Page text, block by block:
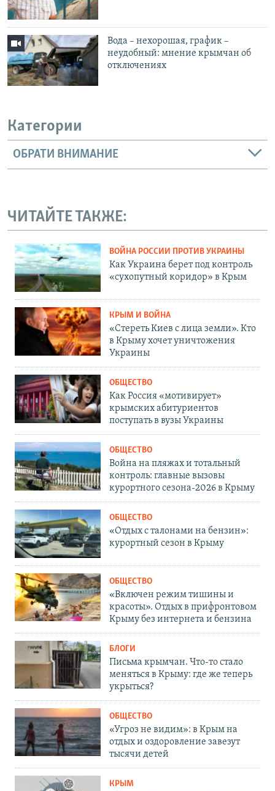
Вода – нехорошая, график –
неудобный: мнение крымчан об
отключениях
Категории
ОБРАТИ ВНИМАНИЕ
ЧИТАЙТЕ ТАКЖЕ:
ВОЙНА РОССИИ ПРОТИВ УКРАИНЫ
Как Украина берет под контроль
«сухопутный коридор» в Крым
КРЫМ И ВОЙНА
«Стереть Киев с лица земли». Кто
в Крыму хочет уничтожения
Украины
ОБЩЕСТВО
Как Россия «мотивирует»
крымских абитуриентов
поступать в вузы Украины
ОБЩЕСТВО
Война на пляжах и тотальный
контроль: главные вызовы
курортного сезона-2026 в Крыму
ОБЩЕСТВО
«Отдых с талонами на бензин»:
курортный сезон в Крыму
ОБЩЕСТВО
«Включен режим тишины и
красоты». Отдых в прифронтовом
Крыму без интернета и бензина
БЛОГИ
Письма крымчан. Что-то стало
меняться в Крыму: где же теперь
укрыться?
ОБЩЕСТВО
«Угроз не видим»: в Крым на
отдых и оздоровление завезут
тысячи детей
КРЫМ